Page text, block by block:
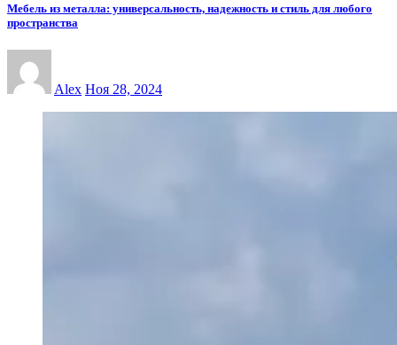
Мебель из металла: универсальность, надежность и стиль для любого
пространства
Alex Ноя 28, 2024